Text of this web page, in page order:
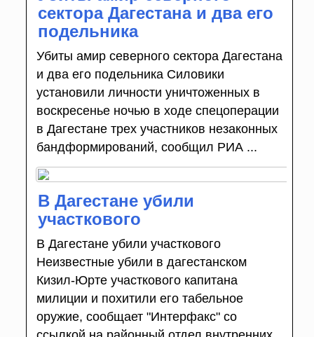
сектора Дагестана и два его
подельника
Убиты амир северного сектора Дагестана
и два его подельника Силовики
установили личности уничтоженных в
воскресенье ночью в ходе спецоперации
в Дагестане трех участников незаконных
бандформирований, сообщил РИА ...
В Дагестане убили
участкового
В Дагестане убили участкового
Неизвестные убили в дагестанском
Кизил-Юрте участкового капитана
милиции и похитили его табельное
оружие, сообщает "Интерфакс" со